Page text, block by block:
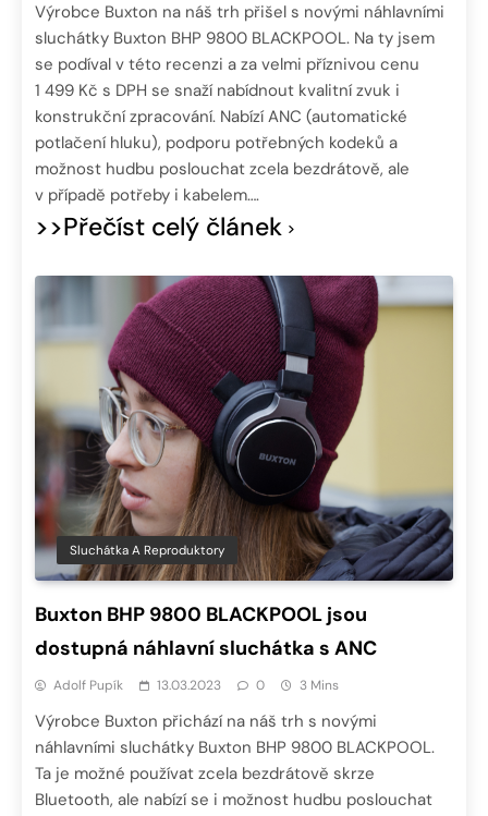
Výrobce Buxton na náš trh přišel s novými náhlavními
sluchátky Buxton BHP 9800 BLACKPOOL. Na ty jsem
se podíval v této recenzi a za velmi příznivou cenu
1 499 Kč s DPH se snaží nabídnout kvalitní zvuk i
konstrukční zpracování. Nabízí ANC (automatické
potlačení hluku), podporu potřebných kodeků a
možnost hudbu poslouchat zcela bezdrátově, ale
v případě potřeby i kabelem….
>>Přečíst celý článek
Sluchátka A Reproduktory
Buxton BHP 9800 BLACKPOOL jsou
dostupná náhlavní sluchátka s ANC
Adolf Pupík 13.03.2023 0 3 Mins
Výrobce Buxton přichází na náš trh s novými
náhlavními sluchátky Buxton BHP 9800 BLACKPOOL.
Ta je možné používat zcela bezdrátově skrze
Bluetooth, ale nabízí se i možnost hudbu poslouchat